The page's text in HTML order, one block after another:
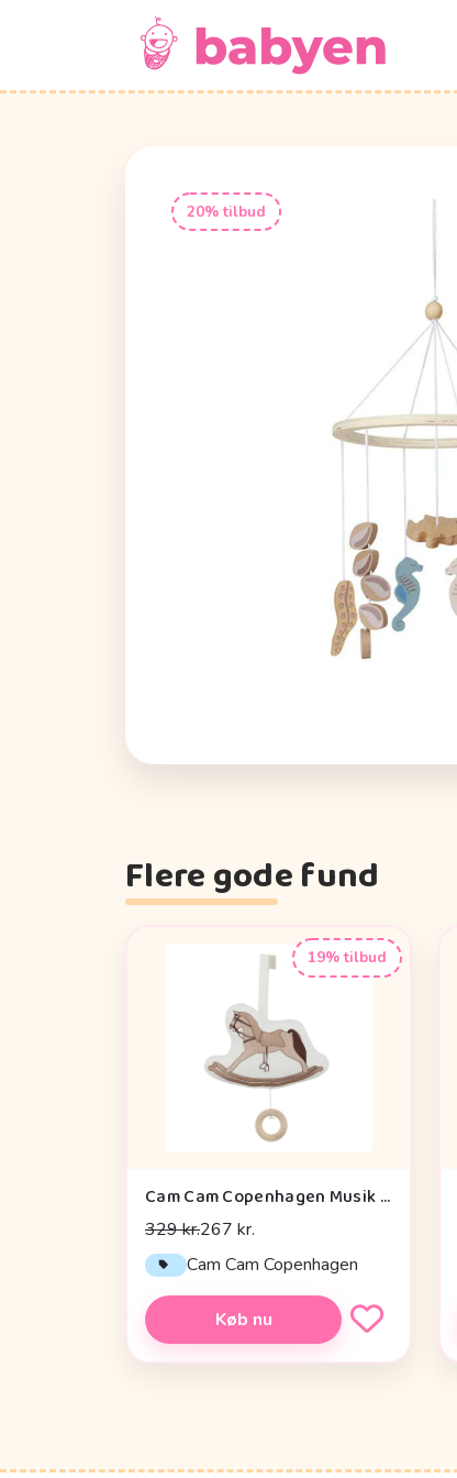
20% tilbud
Flere gode fund
19% tilbud
Cam Cam Copenhagen Musik Mobile - OCS - Vintage Toys
329 kr.267 kr.
Cam Cam Copenhagen
Køb nu